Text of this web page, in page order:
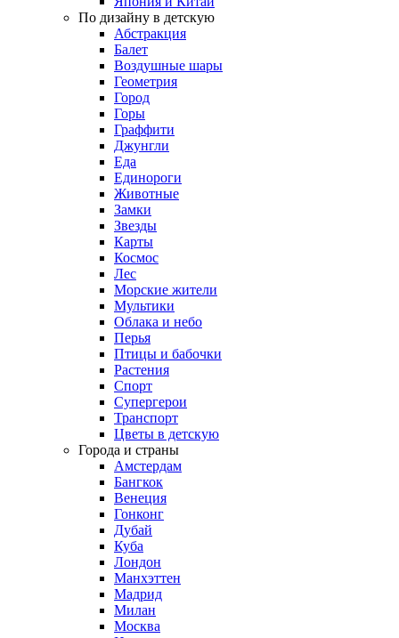
По дизайну в детскую
Абстракция
Балет
Воздушные шары
Геометрия
Город
Горы
Граффити
Джунгли
Еда
Единороги
Животные
Замки
Звезды
Карты
Космос
Лес
Морские жители
Мультики
Облака и небо
Перья
Птицы и бабочки
Растения
Спорт
Супергерои
Транспорт
Цветы в детскую
Города и страны
Амстердам
Бангкок
Венеция
Гонконг
Дубай
Куба
Лондон
Манхэттен
Мадрид
Милан
Москва